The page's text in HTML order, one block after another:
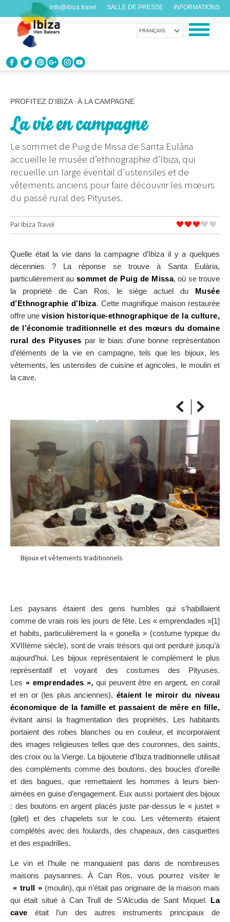
FRANÇAIS
info@ibiza.travel SALLE DE PRESSE INFORMATIONS
PROFITEZ D’IBIZA
Pour tous les goûts
AGENDA
Chaque jour quelque chose de nouveau
ORGANISER VOTRE VOYAGE
Arrivez toujours à destination
PROFITEZ D'IBIZA : À LA CAMPAGNE
La vie en campagne
Le sommet de Puig de Missa de Santa Eulària
accueille le musée d’ethnographie d’Ibiza, qui
recueille un large éventail d’ustensiles et de
vêtements anciens pour faire découvrir les mœurs
du passé rural des Pityuses.
ParIbiza Travel
Quelle était la vie dans la campagne d’Ibiza il y a quelques
décennies ? La réponse se trouve à Santa Eulària,
particulièrement au sommet de Puig de Missa, où se trouve
la propriété de Can Ros, le siège actuel du Musée
d’Ethnographie d’Ibiza. Cette magnifique maison restaurée
offre unevision historique-ethnographique de la culture,
de l’économie traditionnelle et des mœurs du domaine
rural des Pityuses par le biais d’une bonne représentation
d’éléments de la vie en campagne, tels que les bijoux, les
vêtements, les ustensiles de cuisine et agricoles, le moulin et
la cave.
Bijoux et vêtements traditionnels
Les paysans étaient des gens humbles qui s’habillaient
comme de vrais rois les jours de fête. Les « emprendades »[1]
et habits, particulièrement la « gonella » (costume typique du
XVIIIème siècle), sont de vrais trésors qui ont perduré jusqu’à
aujourd’hui. Les bijoux représentaient le complément le plus
représentatif et voyant des costumes des Pityuses.
Les «emprendades », qui peuvent être en argent, en corail
et en or (les plus anciennes), étaient le miroir du niveau
économique de la famille et passaient de mère en fille,
évitant ainsi la fragmentation des propriétés. Les habitants
portaient des robes blanches ou en couleur, et incorporaient
des images religieuses telles que des couronnes, des saints,
des croix ou la Vierge. La bijouterie d’Ibiza traditionnelle utilisait
des compléments comme des boutons, des boucles d’oreille
et des bagues, que remettaient les hommes à leurs bien-
aimées en guise d’engagement. Eux aussi portaient des bijoux
: des boutons en argent placés juste par-dessus le « justet »
(gilet) et des chapelets sur le cou. Les vêtements étaient
complétés avec des foulards, des chapeaux, des casquettes
et des espadrilles.
Le vin et l’huile ne manquaient pas dans de nombreuses
maisons paysannes. À Can Ros, vous pourrez visiter le
« trull » (moulin), qui n’était pas originaire de la maison mais
qui était situé à Can Trull de S’Alcudia de Sant Miquel. La
cave était l’un des autres instruments principaux de